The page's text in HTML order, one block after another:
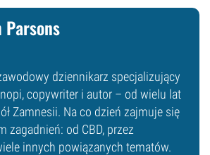
Parsons
dziennikarz specjalizujący
copywriter i autor – od wielu lat
Zamnesii. Na co dzień zajmuje się
zagadnień: od CBD, przez
innych powiązanych tematów.